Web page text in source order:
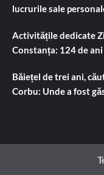
lucrurile sale
Activitățile dedicate
Constanța: 124 de
Băiețel de trei ani,
Corbu: Unde a fost